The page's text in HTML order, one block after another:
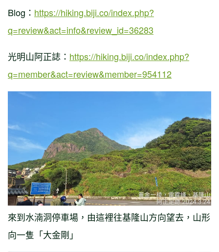
Blog： https://hiking.biji.co/index.php?
q=review&act=info&review_id=36283
光明山阿正誌： https://hiking.biji.co/index.php?
q=member&act=review&member=954112
來到水湳洞停車場，由這裡往基隆山方向望去，山形
向一隻「大金剛」